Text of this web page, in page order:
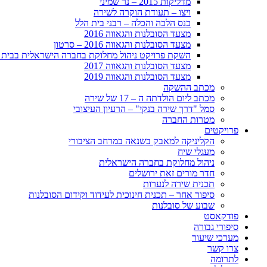
ויצו – תעודת הוקרה לשירה
כנס הלכה והכלה – רבני בית הלל
מצעד הסובלנות והגאווה 2016
מצעד הסובלנות והגאווה 2016 – סרטון
השקת פרויקט ניהול מחלוקת בחברה הישראלית
מצעד הסובלנות והגאווה 2017
מצעד הסובלנות והגאווה 2019
מכתב ההשקה
מכתב ליום הולדתה ה – 17 של שירה
סמל "דרך שירה בנקי" – הרעיון העיצובי
מטרות החברה
פרויקטים
הקליניקה למאבק בשנאה במרחב הציבורי
מעגלי שיח
ניהול מחלוקת בחברה הישראלית
חדר מורים זאת ירושלים
תכנית שירה לנערות
סיפור אחר – תכנית חינוכית לעידוד וקידום הסובלנות
שבוע של סובלנות
פודקאסט
סיפורי גבורה
מערכי שיעור
צרו קשר
לתרומה